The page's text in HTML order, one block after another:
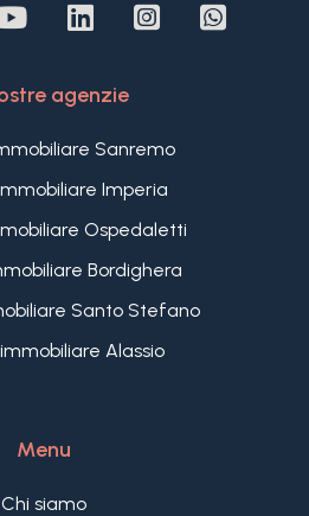
agenzie
Sanremo
Imperia
Ospedaletti
Bordighera
Santo Stefano
Alassio
Menu
Chi siamo